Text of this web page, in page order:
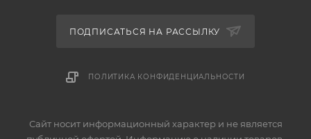
ПОДПИСАТЬСЯ НА РАССЫЛКУ
ПОЛИТИКА КОНФИДЕНЦИАЛЬНОСТИ
Сайт носит информационный характер и не является